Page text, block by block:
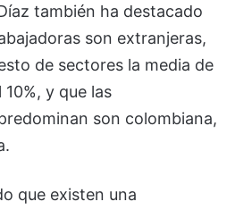
también ha destacado
son extranjeras,
de sectores la media de
y que las
son colombiana,
que existen una